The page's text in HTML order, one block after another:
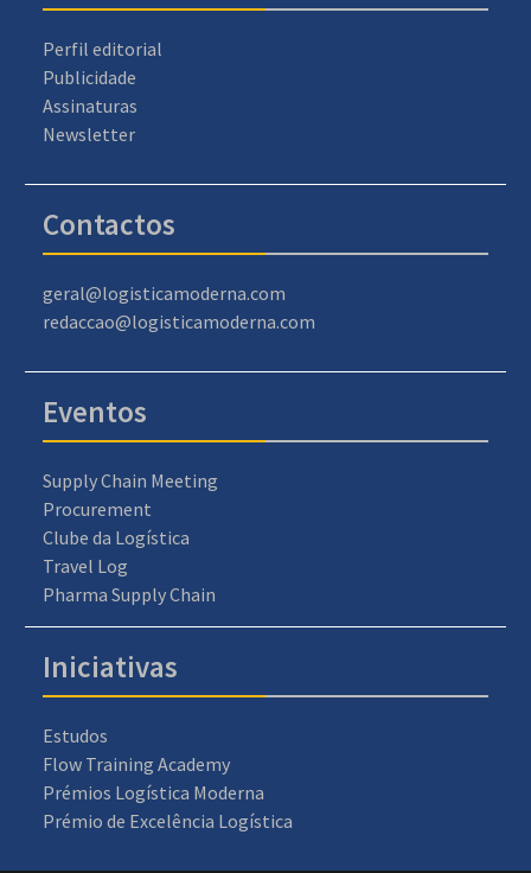
Perfil editorial
Publicidade
Assinaturas
Newsletter
Contactos
geral@logisticamoderna.com
redaccao@logisticamoderna.com
Eventos
Supply Chain Meeting
Procurement
Clube da Logística
Travel Log
Pharma Supply Chain
Iniciativas
Estudos
Flow Training Academy
Prémios Logística Moderna
Prémio de Excelência Logística